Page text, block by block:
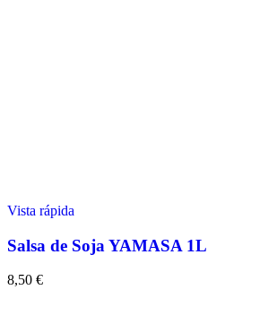
Vista rápida
Salsa de Soja YAMASA 1L
8,50 €